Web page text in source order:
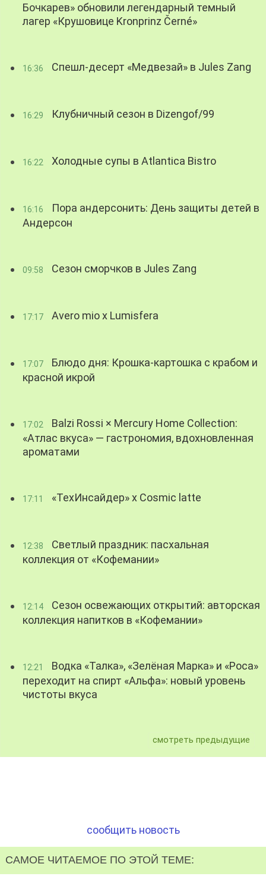
Бочкарев» обновили легендарный темный
лагер «Крушовице Kronprinz Černé»
16:36 Спешл-десерт «Медвезай» в Jules Zang
16:29 Клубничный сезон в Dizengof/99
16:22 Холодные супы в Atlantica Bistro
16:16
Пора андерсонить: День защиты детей в
Андерсон
09:58 Сезон сморчков в Jules Zang
17:17 Avero mio x Lumisfera
17:07
Блюдо дня: Крошка-картошка с крабом и
красной икрой
17:02
Balzi Rossi × Mercury Home Collection:
«Атлас вкуса» — гастрономия, вдохновленная
ароматами
17:11 «ТехИнсайдер» х Cosmic latte
12:38
Светлый праздник: пасхальная
коллекция от «Кофемании»
12:14
Сезон освежающих открытий: авторская
коллекция напитков в «Кофемании»
12:21
Водка «Талка», «Зелёная Марка» и «Роса»
переходит на спирт «Альфа»: новый уровень
чистоты вкуса
смотреть предыдущие
сообщить новость
САМОЕ ЧИТАЕМОЕ ПО ЭТОЙ ТЕМЕ: